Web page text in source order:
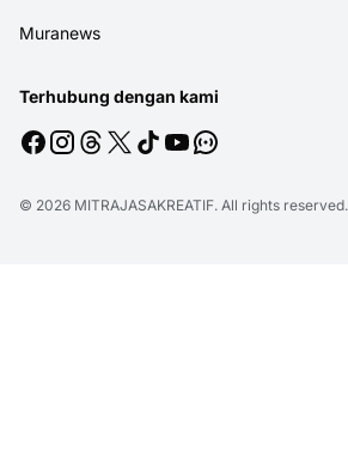
Muranews
Terhubung dengan kami
© 2026 MITRAJASAKREATIF. All rights reserved.